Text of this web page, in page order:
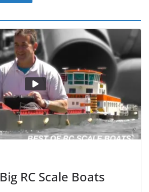
RC Scale Boats